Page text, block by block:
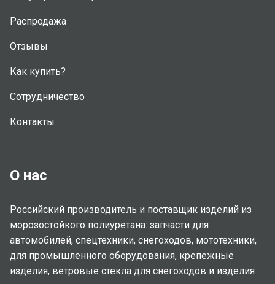
Распродажа
Отзывы
Как купить?
Сотрудничество
Контакты
О нас
Российский производитель и поставщик изделий из
морозостойкого полиуретана: запчасти для
автомобилей, спецтехники, снегоходов, мототехники,
для промышленного оборудования, крепежные
изделия, ветровые стекла для снегоходов и изделия